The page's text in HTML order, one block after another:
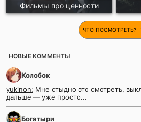
Фильмы про ценности
ЧТО ПОСМОТРЕТЬ?
НОВЫЕ КОММЕНТЫ
Колобок
yukinon: Мне стыдно это смотреть,
дальше — уже просто...
Богатыри